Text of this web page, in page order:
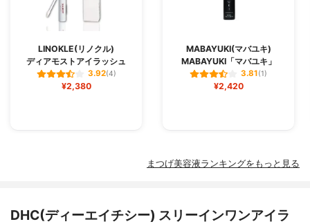
LINOKLE(リノクル)
ディアモストアイラッシュ
3.92(4)
¥2,380
MABAYUKI(マバユキ)
MABAYUKI「マバユキ」
3.81(1)
¥2,420
まつげ美容液ランキングをもっと見る
DHC(ディーエイチシー) スリーインワンアイラ